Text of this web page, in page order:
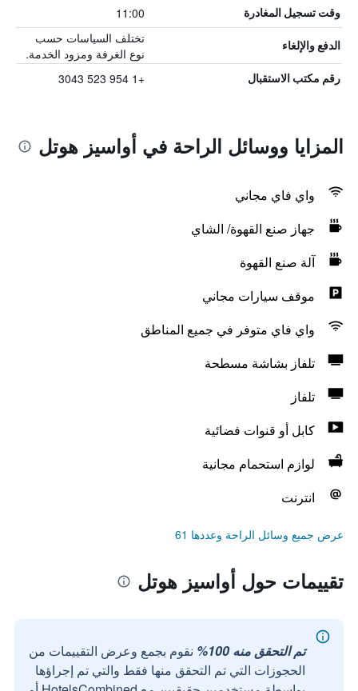
وقت تسجيل المغادرة 11:00
الدفع والإلغاء
تختلف السياسات حسب
نوع الغرفة ومزود الخدمة.
رقم مكتب الاستقبال +1 954 523 3043
المزايا ووسائل الراحة في أواسيز هوتل
واي فاي مجاني
جهاز صنع القهوة/ الشاي
آلة صنع القهوة
موقف سيارات مجاني
واي فاي متوفر في جميع المناطق
تلفاز بشاشة مسطحة
تلفاز
كابل أو قنوات فضائية
لوازم استحمام مجانية
انترنت
عرض جميع وسائل الراحة وعددها 61
تقييمات حول أواسيز هوتل
تم التحقق منه 100%
نقوم بجمع وعرض التقييمات من
الحجوزات التي تم التحقق منها فقط والتي تم إجراؤها